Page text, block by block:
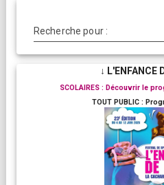
Recherche pour :
↓ L'ENFANCE
SCOLAIRES : Découvrir le
TOUT PUBLIC :